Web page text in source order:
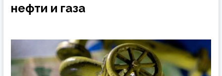
нефти и газа